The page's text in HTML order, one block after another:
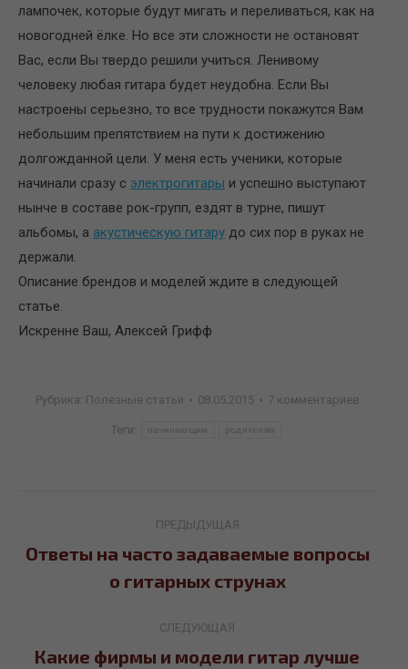
лампочек, которые будут мигать и переливаться, как на
новогодней ёлке. Но все эти сложности не остановят
Вас, если Вы твердо решили учиться. Ленивому
человеку любая гитара будет неудобна. Если Вы
настроены серьезно, то все трудности покажутся Вам
небольшим препятствием на пути к достижению
долгожданной цели. У меня есть ученики, которые
начинали сразу с электрогитары и успешно выступают
нынче в составе рок-групп, ездят в турне, пишут
альбомы, а акустическую гитару до сих пор в руках не
держали.
Описание брендов и моделей ждите в следующей
статье.
Искренне Ваш, Алексей Грифф
Рубрика: Полезные статьи 08.05.2015 7 комментариев
Теги: начинающим родителям
по
записям
ПРЕДЫДУЩАЯ
Предыдущая
запись:
Ответы на часто задаваемые вопросы
о гитарных струнах
СЛЕДУЮЩАЯ
Какие фирмы и модели гитар лучше